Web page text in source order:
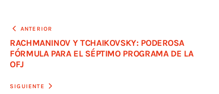
ANTERIOR
RACHMANINOV Y TCHAIKOVSKY: PODEROSA
FÓRMULA PARA EL SÉPTIMO PROGRAMA DE LA
OFJ
SIGUIENTE